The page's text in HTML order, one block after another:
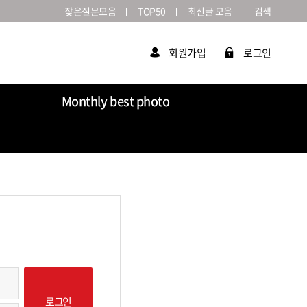
잦은질문모음 TOP50 최신글 모음 검색
회원가입 로그인
Monthly best photo